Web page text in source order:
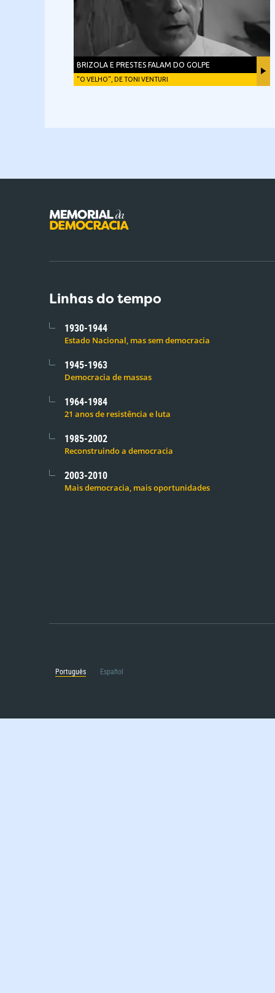
BRIZOLA E PRESTES FALAM DO GOLPE
"O VELHO", DE TONI VENTURI
Linhas do tempo
1930-1944
Estado Nacional, mas sem democracia
1945-1963
Democracia de massas
1964-1984
21 anos de resistência e luta
1985-2002
Reconstruindo a democracia
2003-2010
Mais democracia, mais oportunidades
Português Español